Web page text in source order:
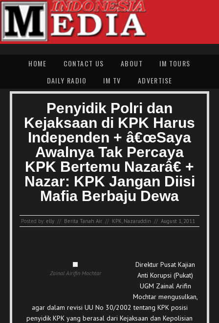
HOME CONTACT US ABOUT
IM TOURS
DAILY RADIO
IM TV ADVERTISE
Penyidik Polri dan
Kejaksaan di KPK Harus
Independen + â€œSaya
Awalnya Tak Percaya
KPK Bertemu Nazarâ€ +
Nazar: KPK Jangan Diisi
Mafia Berbaju Dewa
Posted by: elly // Berita Tanah Air // KPK Nazaruddin // August 1, 2011
Zainal Airifin Mochtar
Direktur Pusat Kajian
Anti Korupsi (Pukat)
UGM Zainal Arifin
Mochtar mengusulkan,
agar dalam revisi UU No 30/2002 tentang KPK posisi
penyidik KPK yang berasal dari Kejaksaan dan Kepolisian